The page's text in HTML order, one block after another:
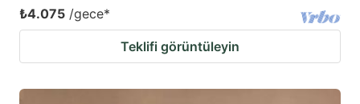
₺4.075 /gece*
Teklifi görüntüleyin